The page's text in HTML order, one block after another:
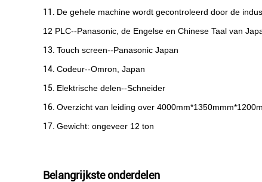
11. De gehele machine wordt gecontroleerd door de
12 PLC--Panasonic, de Engelse en Chinese Taal van
13. Touch screen--Panasonic Japan
14. Codeur--Omron, Japan
15. Elektrische delen--Schneider
16. Overzicht van leiding over
17. Gewicht: ongeveer 12 ton
Belangrijkste onderdelen